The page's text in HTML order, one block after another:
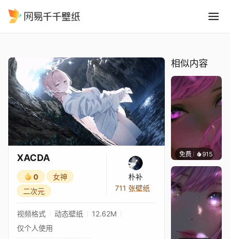
XACDA
0
女神
二次元
朴补
711 张壁纸
视频格式 动态壁纸
12.62M
仅个人使用
相似内容
免费 915辰东